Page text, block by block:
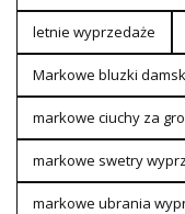
letnie wyprzedaże
Markowe bluzki
markowe ciuchy za
markowe swetry
markowe ubrania